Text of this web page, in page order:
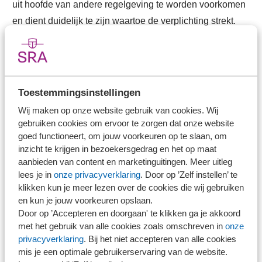
Toestemmingsinstellingen
Wij maken op onze website gebruik van cookies. Wij
gebruiken cookies om ervoor te zorgen dat onze website
goed functioneert, om jouw voorkeuren op te slaan, om
inzicht te krijgen in bezoekersgedrag en het op maat
aanbieden van content en marketinguitingen. Meer uitleg
lees je in onze privacyverklaring. Door op ’Zelf instellen’ te
klikken kun je meer lezen over de cookies die wij gebruiken
en kun je jouw voorkeuren opslaan.
Door op ’Accepteren en doorgaan' te klikken ga je akkoord
met het gebruik van alle cookies zoals omschreven in onze
privacyverklaring. Bij het niet accepteren van alle cookies
mis je een optimale gebruikerservaring van de website.
uit hoofde van andere regelgeving te worden voorkomen
en dient duidelijk te zijn waartoe de verplichting strekt.
Een check of de doelgroep is betrokken (bijvoorbeeld via
de zogenaamde MKB-toets), maakt deel uit van de
Betrek mkb-praktijk
SRA juicht de instelling van het ‘nieuwe’ Adviescollege
toetsing regeldruk (ATR) toe. De SRA-kantoren ervaren
dagelijks in hun praktijken hoe zeer mkb-bedrijven in de
knel kunnen komen door niet werkbare en knellende wet-
en regelgeving. Wij vinden het daarom van uiterst belang
dat de mkb-praktijk waaronder juist de uitvoerende
instanties, vanaf de tekentafel wordt betrokken bij de
vormgeving van wet- en regelgeving en de mogelijke